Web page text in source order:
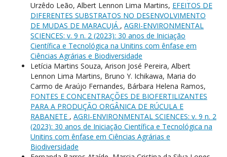
Urzêdo Leão, Albert Lennon Lima Martins, EFEITOS DE
DIFERENTES SUBSTRATOS NO DESENVOLVIMENTO
DE MUDAS DE MARACUJÁ , AGRI-ENVIRONMENTAL
SCIENCES: v. 9 n. 2 (2023): 30 anos de Iniciação
Científica e Tecnológica na Unitins com ênfase em
Ciências Agrárias e Biodiversidade
Letícia Martins Souza, Arison José Pereira, Albert
Lennon Lima Martins, Bruno Y. Ichikawa, Maria do
Carmo de Araújo Fernandes, Bárbara Helena Ramos,
FONTES E CONCENTRAÇÕES DE BIOFERTILIZANTES
PARA A PRODUÇÃO ORGÂNICA DE RÚCULA E
RABANETE , AGRI-ENVIRONMENTAL SCIENCES: v. 9 n. 2
(2023): 30 anos de Iniciação Científica e Tecnológica na
Unitins com ênfase em Ciências Agrárias e
Biodiversidade